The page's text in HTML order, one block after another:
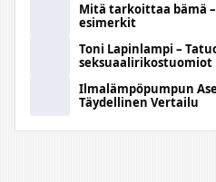
Mitä tarkoittaa bämä
esimerkit
Toni Lapinlampi –
Ilmalämpöpumpun
Täydellinen Vertailu